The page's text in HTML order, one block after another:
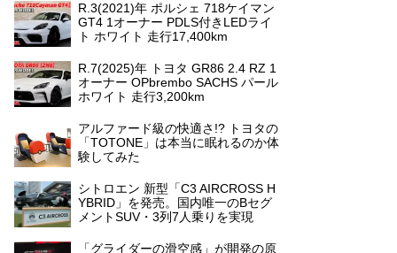
R.3(2021)年 ポルシェ 718ケイマン
GT4 1オーナー PDLS付きLEDライ
ト ホワイト 走行17,400km
R.7(2025)年 トヨタ GR86 2.4 RZ 1
オーナー OPbrembo SACHS パール
ホワイト 走行3,200km
アルファード級の快適さ!? トヨタの
「TOTONE」は本当に眠れるのか体
験してみた
シトロエン 新型「C3 AIRCROSS H
YBRID」を発売。国内唯一のBセグ
メントSUV・3列7人乗りを実現
「グライダーの滑空感」が開発の原